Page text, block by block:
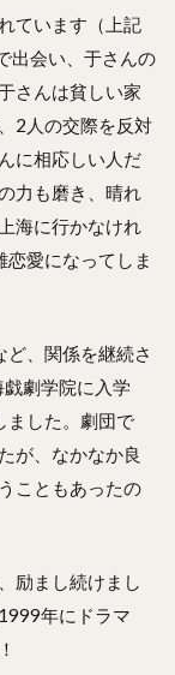
ています（上記
出会い、于さんの
さんは貧しい家
2人の交際を反対
に相応しい人だ
力も磨き、晴れ
海に行かなけれ
愛になってしま
、関係を継続さ
劇学院に入学
ました。劇団で
が、なかなか良
こともあったの
励まし続けまし
年にドラマ